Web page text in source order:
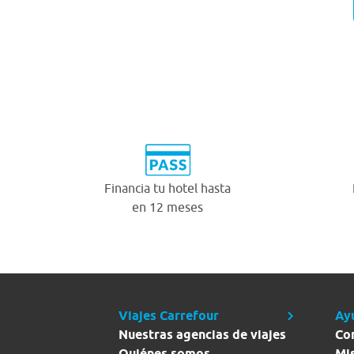
Financia tu hotel hasta
en 12 meses
Viajes Carrefour
Nuestras agencias de viajes